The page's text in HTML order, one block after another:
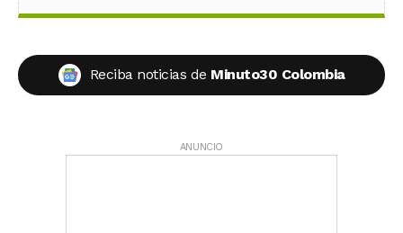
Reciba noticias de Minuto30 Colombia
ANUNCIO